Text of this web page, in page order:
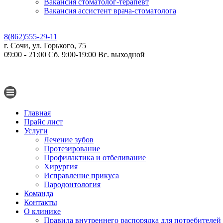
Вакансия стоматолог-терапевт
Вакансия ассистент врача-стоматолога
8(862)555-29-11
г. Сочи, ул. Горького, 75
09:00 - 21:00 Сб. 9:00-19:00 Вс. выходной
Главная
Прайс лист
Услуги
Лечение зубов
Протезирование
Профилактика и отбеливание
Хирургия
Исправление прикуса
Пародонтология
Команда
Контакты
О клинике
Правила внутреннего распорядка для потребителей